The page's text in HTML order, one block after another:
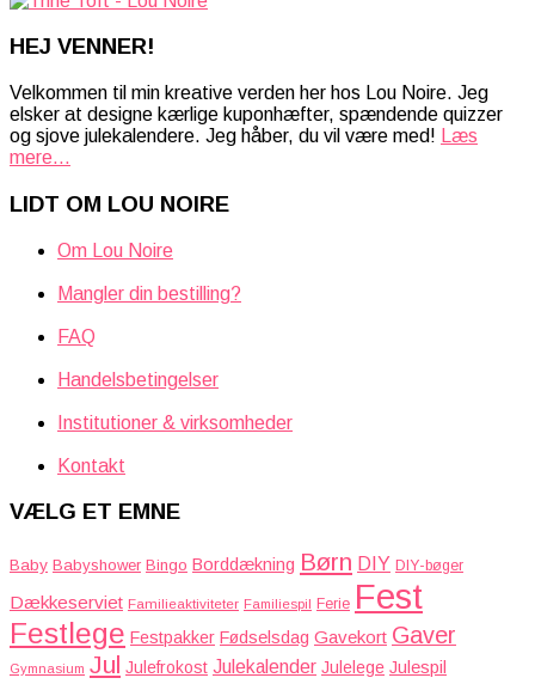
HEJ VENNER!
Velkommen til min kreative verden her hos Lou Noire. Jeg
elsker at designe kærlige kuponhæfter, spændende quizzer
og sjove julekalendere. Jeg håber, du vil være med!
Læs
mere...
LIDT OM LOU NOIRE
Om Lou Noire
Mangler din bestilling?
FAQ
Handelsbetingelser
Institutioner & virksomheder
Kontakt
VÆLG ET EMNE
Baby Babyshower Bingo Borddækning Børn DIY DIY-bøger
Dækkeserviet Familieaktiviteter Familiespil Ferie Fest
Festlege Festpakker Fødselsdag Gavekort Gaver
Gymnasium Jul Julefrokost Julekalender Julelege Julespil